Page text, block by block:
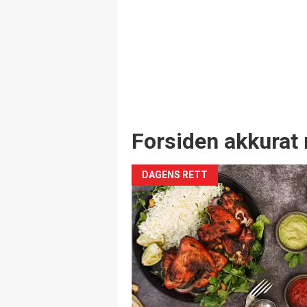
Forsiden akkurat
DAGENS RETT